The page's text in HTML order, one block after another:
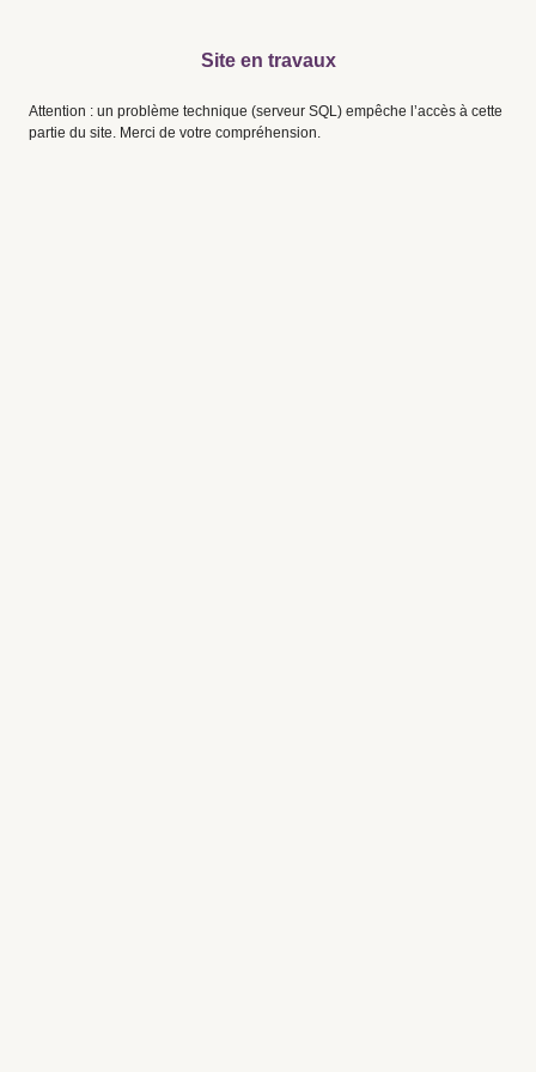
Site en travaux
Attention : un problème technique (serveur SQL) empêche l’accès à cette
partie du site. Merci de votre compréhension.